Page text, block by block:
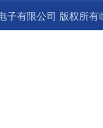
子有限公司 版权所